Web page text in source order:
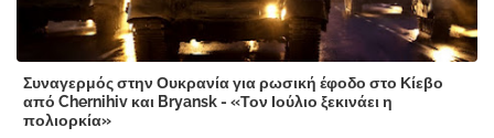
Συναγερμός στην Ουκρανία για ρωσική έφοδο στο Κίεβο
από Chernihiv και Bryansk - «Τον Ιούλιο ξεκινάει η
πολιορκία»